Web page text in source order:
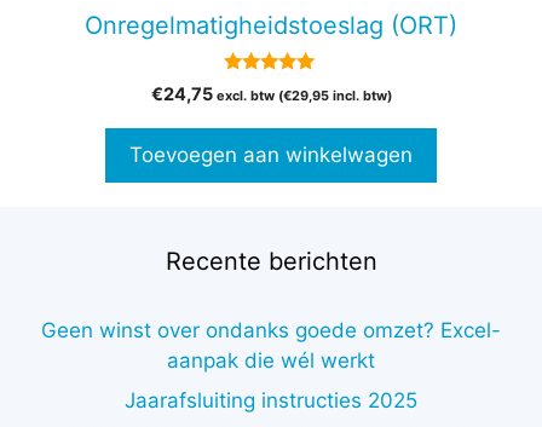
Onregelmatigheidstoeslag (ORT)
van 5
€24,75 excl. btw (€29,95incl. btw)
Toevoegen aan winkelwagen
Recente berichten
Geen winst over ondanks goede omzet? Excel-
aanpak die wél werkt
Jaarafsluiting instructies 2025